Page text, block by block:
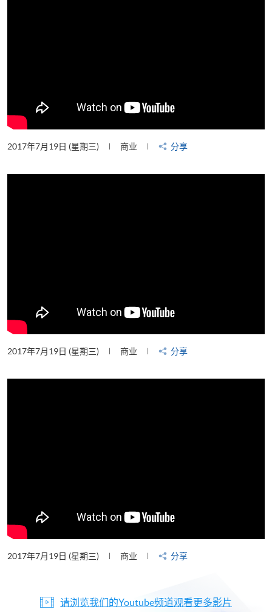
2017年7月19日 (星期三) 商业 分享
2017年7月19日 (星期三) 商业 分享
2017年7月19日 (星期三) 商业 分享
请浏览我们的Youtube频道观看更多影片